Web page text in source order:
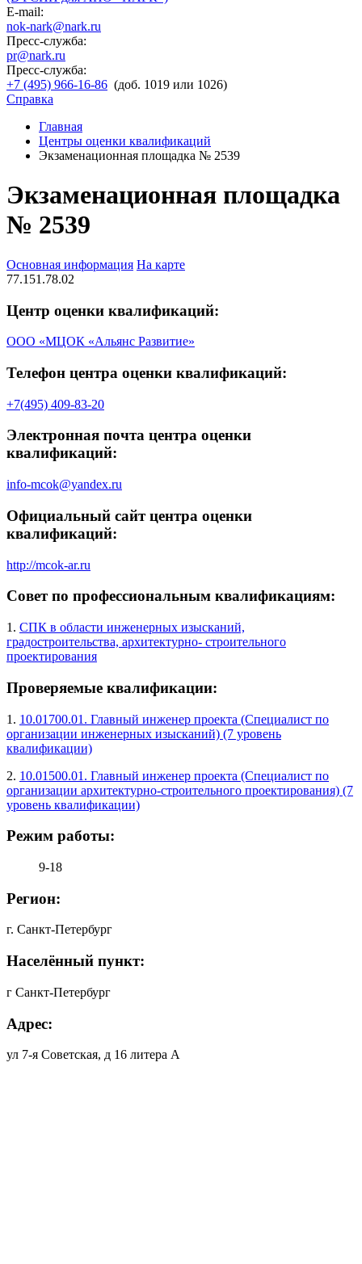
E-mail:
nok-nark@nark.ru
Пресс-служба:
pr@nark.ru
Пресс-служба:
+7 (495) 966-16-86 (доб. 1019 или 1026)
Справка
Главная
Центры оценки квалификаций
Экзаменационная площадка № 2539
Экзаменационная площадка
№ 2539
Основная информация На карте
77.151.78.02
Центр оценки квалификаций:
ООО «МЦОК «Альянс Развитие»
Телефон центра оценки квалификаций:
+7(495) 409-83-20
Электронная почта центра оценки
квалификаций:
info-mcok@yandex.ru
Официальный сайт центра оценки
квалификаций:
http://mcok-ar.ru
Совет по профессиональным квалификациям:
1. СПК в области инженерных изысканий,
градостроительства, архитектурно- строительного
проектирования
Проверяемые квалификации:
1. 10.01700.01. Главный инженер проекта (Специалист по
организации инженерных изысканий) (7 уровень
квалификации)
2. 10.01500.01. Главный инженер проекта (Специалист по
организации архитектурно-строительного проектирования) (7
уровень квалификации)
Режим работы:
9-18
Регион:
г. Санкт-Петербург
Населённый пункт:
г Санкт-Петербург
Адрес:
ул 7-я Советская, д 16 литера А